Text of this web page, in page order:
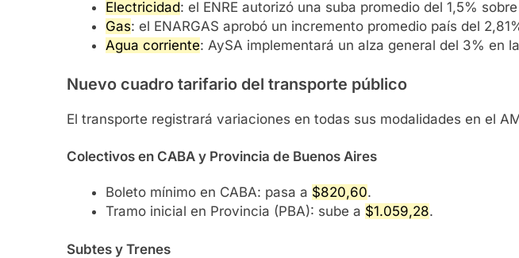
Electricidad: el ENRE autorizó una suba promedio del 1,5%
Gas: el ENARGAS aprobó un incremento promedio país del
Agua corriente: AySA implementará un alza general del 3% en
Nuevo cuadro tarifario del transporte público
El transporte registrará variaciones en todas sus modalidades en el
Colectivos en CABA y Provincia de Buenos Aires
Boleto mínimo en CABA: pasa a $820,60.
Tramo inicial en Provincia (PBA): sube a $1.059,28.
Subtes y Trenes